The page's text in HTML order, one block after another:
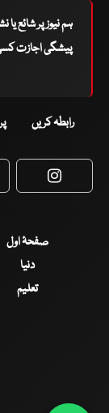
ہم نیوز پر شائع
پیشگی اجازت
رابطہ کریں
صفحۂ اول
دنیا
تعلیم